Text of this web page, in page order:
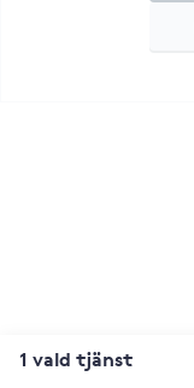
1 vald tjänst